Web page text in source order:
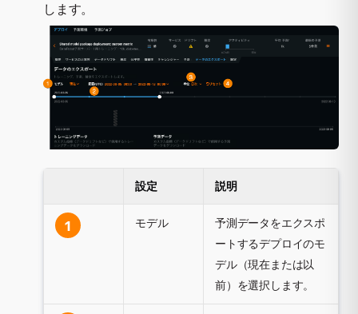
します。
設定 説明
1 モデル
予測データをエクスポ
ートするデプロイのモ
デル（現在または以
前）を選択します。